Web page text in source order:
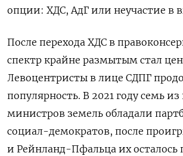
опции: ХДС, АдГ или неучастие в
После перехода ХДС в
спектр крайне размытым стал
Левоцентристы в лице СДПГ
популярность. В 2021 году семь
министров земель обладали
социал-демократов, после
и Рейнланд-Пфальца их осталось